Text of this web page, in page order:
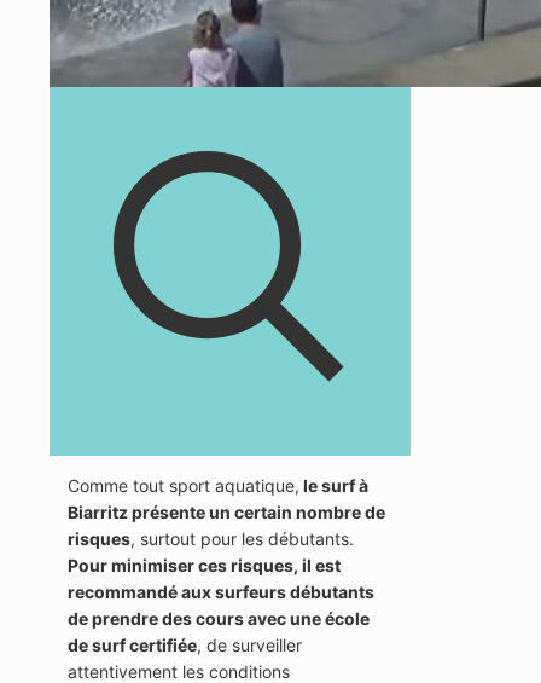
Comme tout sport aquatique, le surf à
Biarritz présente un certain nombre de
risques, surtout pour les débutants.
Pour minimiser ces risques, il est
recommandé aux surfeurs débutants
de prendre des cours avec une école
de surf certifiée, de surveiller
attentivement les conditions